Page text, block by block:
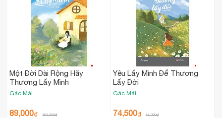
Một Đời Dài Rộng Hãy
Thương Lấy Mình
Gác Mái
89,000₫ 105,000₫
Yêu Lấy Mình Để Thương
Lấy Đời
Gác Mái
74,500₫ 88,000₫